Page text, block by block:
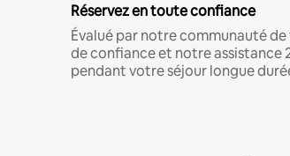
Réservez en toute confiance
Évalué par notre communauté
de confiance et notre assistance
pendant votre séjour longue